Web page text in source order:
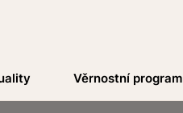
Věrnostní program